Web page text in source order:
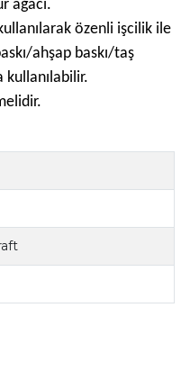
ağacı.
özenli işcilik ile
ahşap baskı/taş
kullanılabilir.